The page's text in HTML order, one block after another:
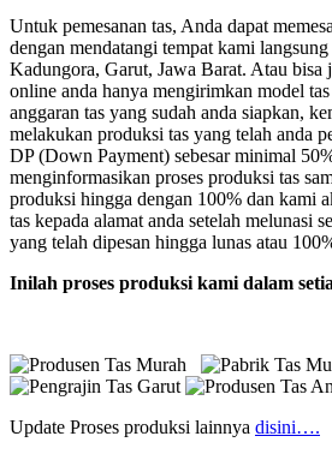
Untuk pemesanan tas, Anda dapat
dengan mendatangi tempat kami
Kadungora, Garut, Jawa Barat. Atau bisa
online anda hanya mengirimkan model
anggaran tas yang sudah anda siapkan,
melakukan produksi tas yang telah anda
DP (Down Payment) sebesar minimal
menginformasikan proses produksi tas
produksi hingga dengan 100% dan kami
tas kepada alamat anda setelah melunasi
yang telah dipesan hingga lunas atau
Inilah proses produksi kami dalam
Update Proses produksi lainnya disini….